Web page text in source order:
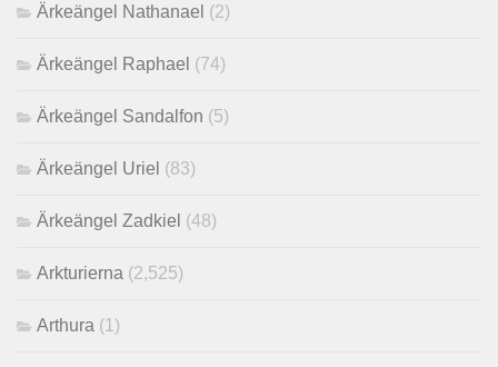
Ärkeängel Nathanael (2)
Ärkeängel Raphael (74)
Ärkeängel Sandalfon (5)
Ärkeängel Uriel (83)
Ärkeängel Zadkiel (48)
Arkturierna (2,525)
Arthura (1)